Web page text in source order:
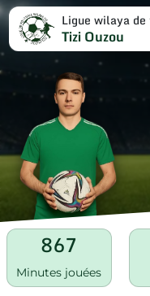
Ligue wilaya
Tizi Ouzou
867
Minutes jouées